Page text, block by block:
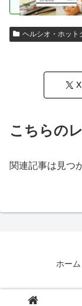
ヘルシオ・ホット
X
こちらの
関連記事は見つ
ホーム
© 2018